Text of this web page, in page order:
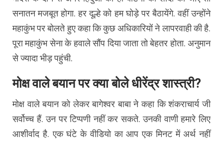
सनातन मजबूत होगा. हर दूल्हे को हम घोड़े पर बैठायेंगे. वहीं उन्होंने
महाकुंभ पर बोलते हुए कहा कि कुछ अधिकारियों ने लापरवाही की है.
पूरा महाकुंभ सेना के हवाले सौंप दिया जाता तो बेहतर होता. अनुमान
से ज्यादा भीड़ पहुंची.
मोक्ष वाले बयान पर क्या बोले धीरेंद्र शास्त्री?
मोक्ष वाले बयान को लेकर बागेश्वर बाबा ने कहा कि शंकराचार्य जी
सर्वोच्च हैं. उन पर टिप्पणी नहीं कर सकते. उनकी वाणी हमारे लिए
आशीर्वाद है. एक घंटे के वीडियो का आप एक मिनट में अर्थ नहीं